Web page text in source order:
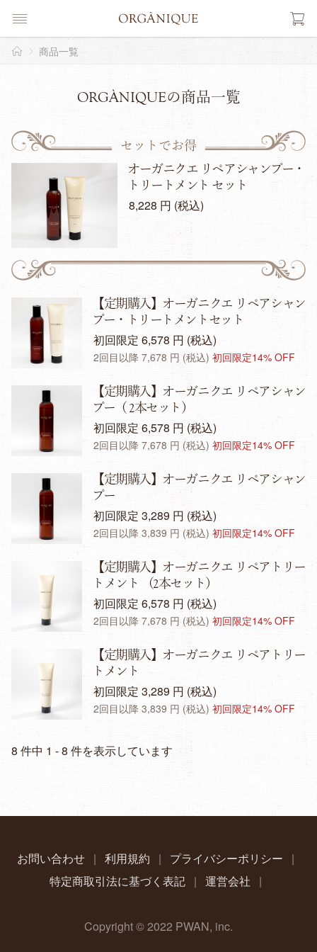
商品一覧
ORGÀNIQUEの商品一覧
セットでお得
オーガニクエ リペアシャンプー・
トリートメント セット
8,228 円 (税込)
【定期購入】オーガニクエ リペアシャン
プー・トリートメントセット
初回限定 6,578 円 (税込)
2回目以降 7,678 円 (税込) 初回限定14% OFF
【定期購入】オーガニクエ リペアシャン
プー（ 2本セット）
初回限定 6,578 円 (税込)
2回目以降 7,678 円 (税込) 初回限定14% OFF
【定期購入】オーガニクエ リペアシャン
プー
初回限定 3,289 円 (税込)
2回目以降 3,839 円 (税込) 初回限定14% OFF
【定期購入】オーガニクエ リペアトリー
トメント （2本セット）
初回限定 6,578 円 (税込)
2回目以降 7,678 円 (税込) 初回限定14% OFF
【定期購入】オーガニクエ リペアトリー
トメント
初回限定 3,289 円 (税込)
2回目以降 3,839 円 (税込) 初回限定14% OFF
8 件中 1 - 8 件を表示しています
お問い合わせ | 利用規約 | プライバシーポリシー
|
特定商取引法に基づく表記 | 運営会社 |
Copyright © 2022 PWAN, inc.